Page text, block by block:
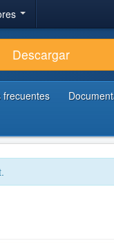
Descargar
frecuentes